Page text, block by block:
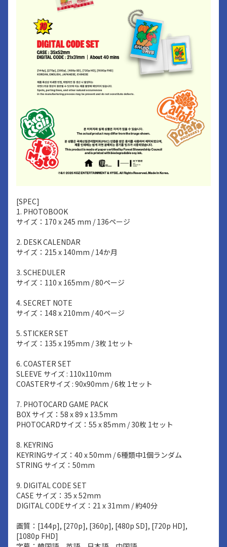
[SPEC]
1. PHOTOBOOK
サイズ：170 x 245 mm / 136ページ
2. DESK CALENDAR
サイズ：215 x 140mm / 14か月
3. SCHEDULER
サイズ：110 x 165mm / 80ページ
4. SECRET NOTE
サイズ：148 x 210mm / 40ページ
5. STICKER SET
サイズ：135 x 195mm / 3枚 1セット
6. COASTER SET
SLEEVE サイズ : 110x110mm
COASTERサイズ : 90x90mm / 6枚 1セット
7. PHOTOCARD GAME PACK
BOX サイズ：58 x 89 x 13.5mm
PHOTOCARDサイズ：55 x 85mm / 30枚 1セット
8. KEYRING
KEYRINGサイズ：40 x 50mm / 6種類中1個ランダム
STRING サイズ：50mm
9. DIGITAL CODE SET
CASE サイズ：35 x 52mm
DIGITAL CODEサイズ：21 x 31mm / 約40分
画質：[144p], [270p], [360p], [480p SD], [720p HD],
[1080p FHD]